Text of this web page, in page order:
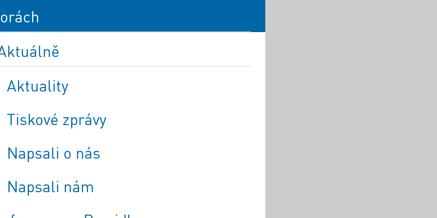
Aktuality
Tiskové zprávy
Napsali o nás
Napsali nám